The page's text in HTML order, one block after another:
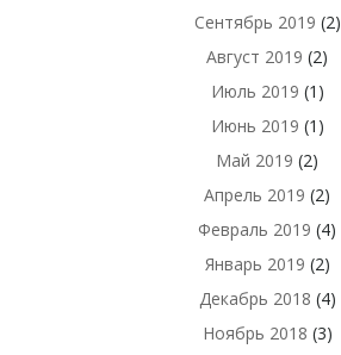
Сентябрь 2019 (2)
Август 2019 (2)
Июль 2019 (1)
Июнь 2019 (1)
Май 2019 (2)
Апрель 2019 (2)
Февраль 2019 (4)
Январь 2019 (2)
Декабрь 2018 (4)
Ноябрь 2018 (3)